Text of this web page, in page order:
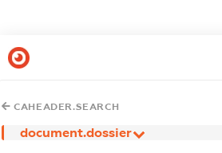
CAHEADER.SEARCH
document.dossier